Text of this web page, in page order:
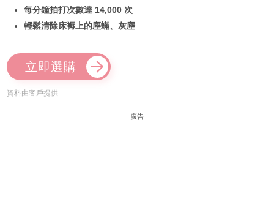
每分鐘拍打次數達 14,000 次
輕鬆清除床褥上的塵蟎、灰塵
立即選購
資料由客戶提供
廣告